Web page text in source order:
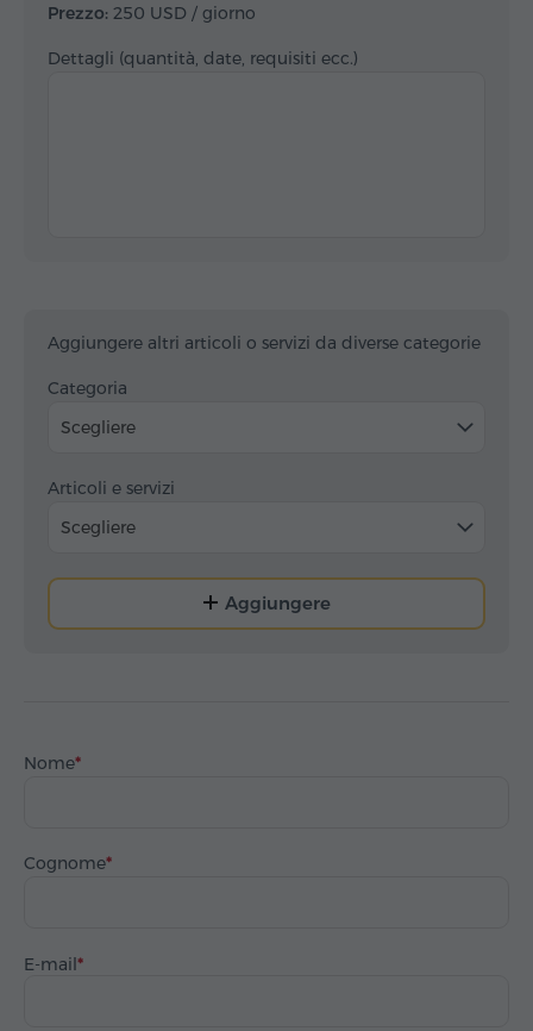
Prezzo: 250 USD / giorno
Dettagli (quantità, date, requisiti ecc.)
Aggiungere altri articoli o servizi da diverse categorie
Categoria
Scegliere
Articoli e servizi
Scegliere
Aggiungere
Nome
Cognome
E-mail